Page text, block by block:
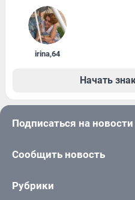
irina,64
Начать
Подписаться на новости
Сообщить новость
Рубрики